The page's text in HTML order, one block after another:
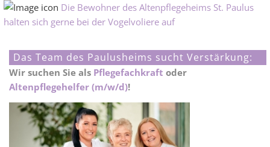
Die Bewohner des Altenpflegeheims St. Paulus
halten sich gerne bei der Vogelvoliere auf
Das Team des Paulusheims sucht Verstärkung:
Wir suchen Sie als Pflegefachkraft oder
Altenpflegehelfer (m/w/d)!